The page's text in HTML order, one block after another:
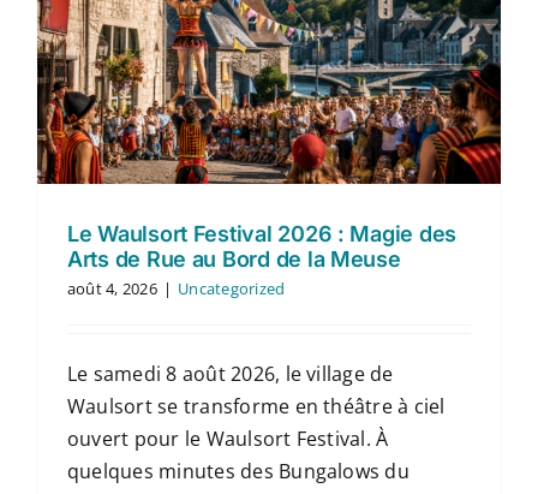
Le Waulsort Festival 2026 : Magie des
Arts de Rue au Bord de la Meuse
août 4, 2026 | Uncategorized
Le samedi 8 août 2026, le village de
Waulsort se transforme en théâtre à ciel
ouvert pour le Waulsort Festival. À
quelques minutes des Bungalows du